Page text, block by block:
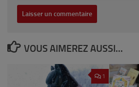
VOUS AIMEREZ AUSSI...
1